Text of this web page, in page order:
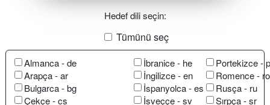
Hedef dili seçin:
Tümünü seç
Almanca - de
Arapça - ar
Bulgarca - bg
Çekçe - cs
İbranice - he
İngilizce - en
İspanyolca - es
İsveççe - sv
Portekizce -
Romence - ro
Rusça - ru
Sırpça - sr